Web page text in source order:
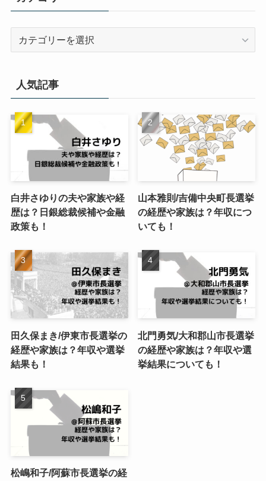
ー
人気記事
白井さゆりの夫や家族や経
歴は？日銀総裁候補や金融
政策も！
山本雅則/吉備中央町長選挙
の経歴や家族は？年収につ
いても！
田久保まき/伊東市長選挙の
経歴や家族は？年収や選挙
結果も！
北門勇気/大和郡山市長選挙
の経歴や家族は？年収や選
挙結果についても！
松嶋和子/阿蘇市長選挙の経